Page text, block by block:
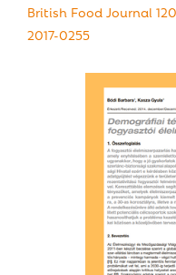
British Food Journal
2017-0255